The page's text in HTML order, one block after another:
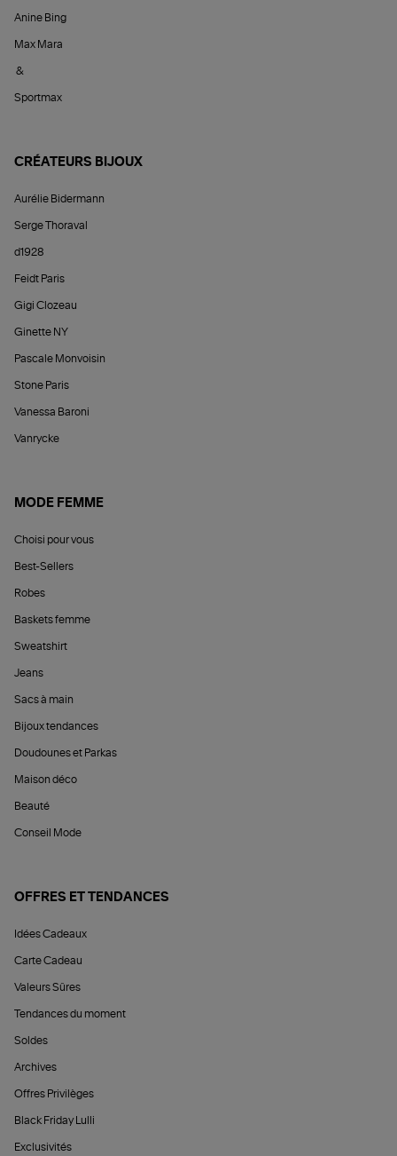
Anine Bing
Max Mara
&
Sportmax
CRÉATEURS BIJOUX
Aurélie Bidermann
Serge Thoraval
d1928
Feidt Paris
Gigi Clozeau
Ginette NY
Pascale Monvoisin
Stone Paris
Vanessa Baroni
Vanrycke
MODE FEMME
Choisi pour vous
Best-Sellers
Robes
Baskets femme
Sweatshirt
Jeans
Sacs à main
Bijoux tendances
Doudounes et Parkas
Maison déco
Beauté
Conseil Mode
OFFRES ET TENDANCES
Idées Cadeaux
Carte Cadeau
Valeurs Sûres
Tendances du moment
Soldes
Archives
Offres Privilèges
Black Friday Lulli
Exclusivités